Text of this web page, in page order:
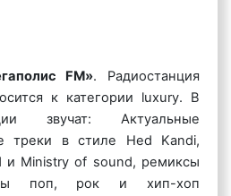
фирмы или ее бренд
который звучит так:
логотипа на радио
FM». Радиостанция
к категории luxury. В
звучат: Актуальные
треки в стиле Hed Kandi,
и Ministry of sound, ремиксы
поп, рок и хип-хоп